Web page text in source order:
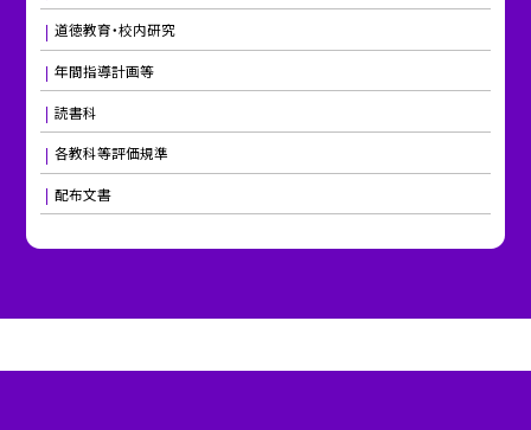
道徳教育・校内研究
年間指導計画等
読書科
各教科等評価規準
配布文書